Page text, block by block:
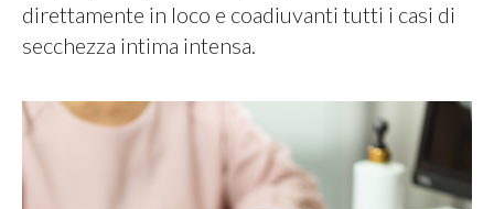
direttamente in loco e coadiuvanti tutti i casi di
secchezza intima intensa.